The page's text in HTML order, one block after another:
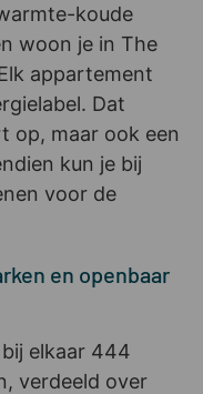
koude
woon je in The
appartement
Dat
op, maar ook een
kun je bij
voor de
en openbaar
elkaar 444
verdeeld over